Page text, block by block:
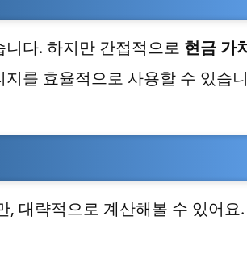
다. 하지만 간접적으로 현금 가
를 효율적으로 사용할 수 있습
, 대략적으로 계산해볼 수 있어요.